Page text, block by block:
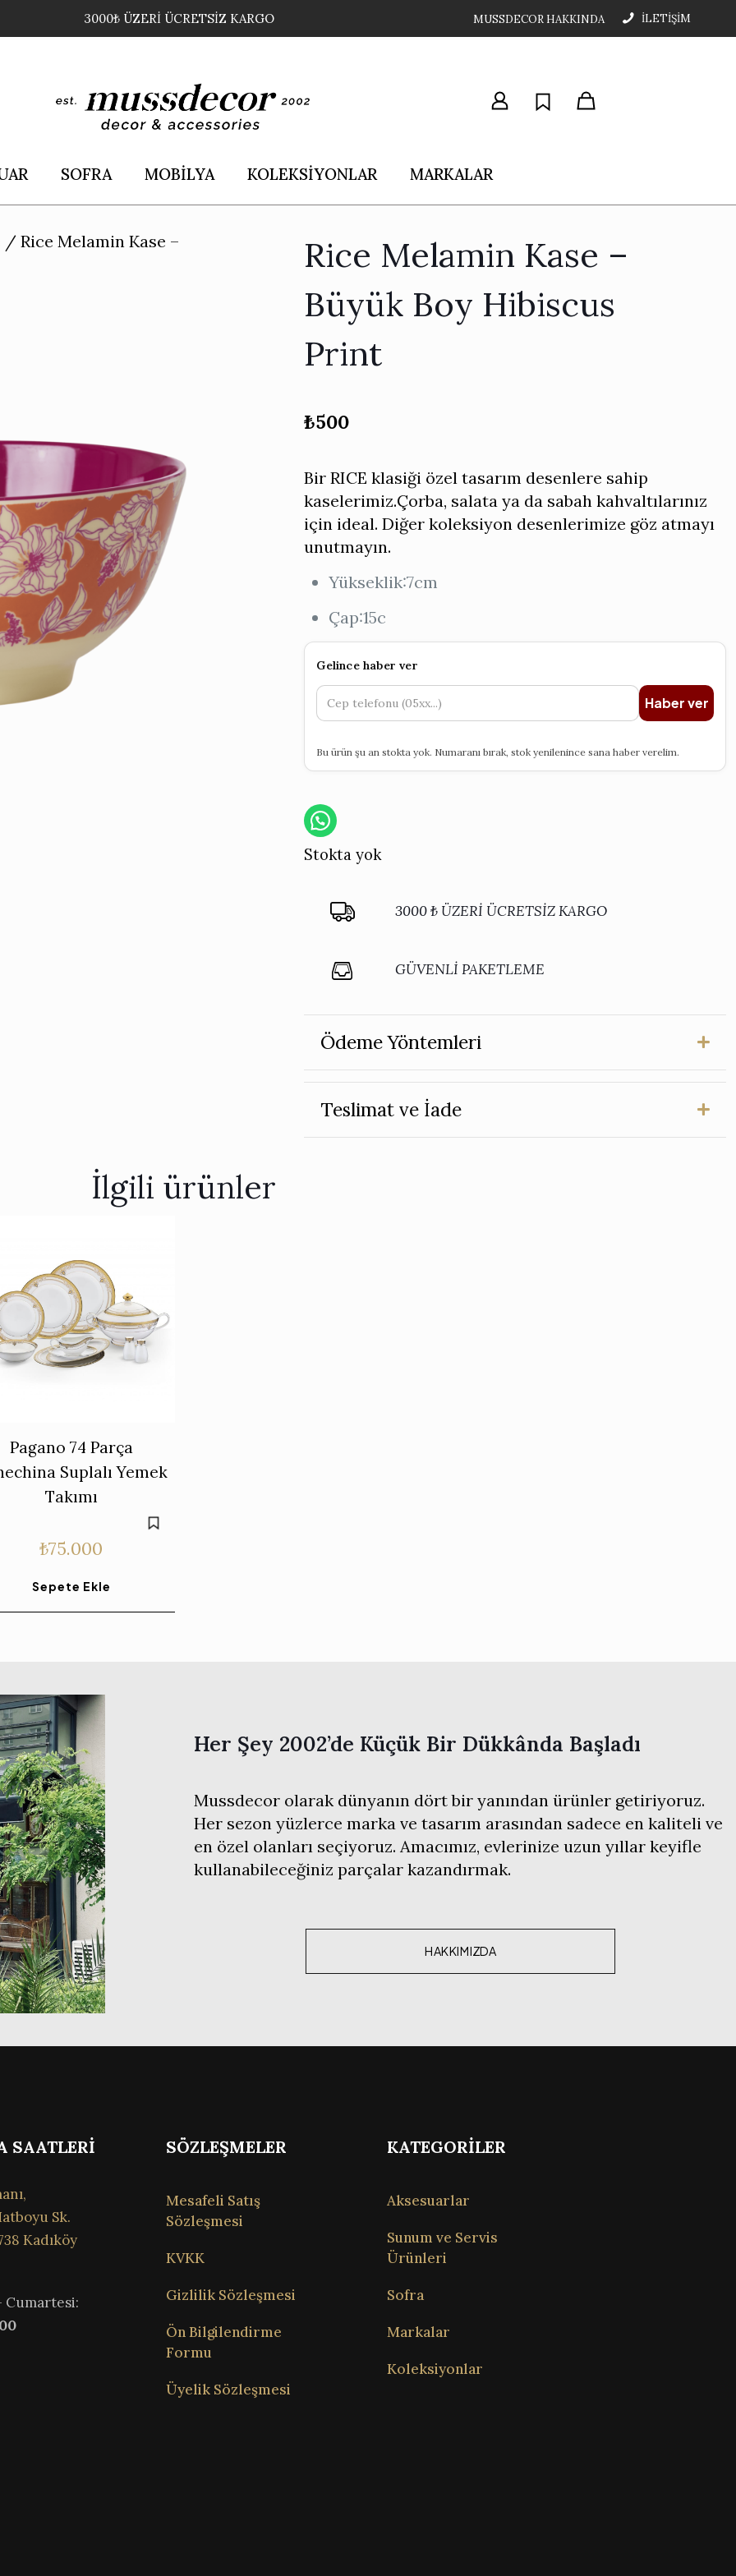
3000₺ ÜZERİ ÜCRETSİZ KARGO MUSSDECOR HAKKINDA İLETİŞİM
SOFRA MOBİLYA KOLEKSİYONLAR MARKALAR
/ Rice Melamin Kase –
Rice Melamin Kase –
Büyük Boy Hibiscus
Print
₺500
Bir RICE klasiği özel tasarım desenlere sahip
kaselerimiz.Çorba, salata ya da sabah kahvaltılarınız
için ideal. Diğer koleksiyon desenlerimize göz atmayı
unutmayın.
Yükseklik:7cm
Çap:15c
Gelince haber ver
Haber ver
Bu ürün şu an stokta yok. Numaranı bırak, stok yenilenince sana haber verelim.
Stokta yok
3000 ₺ ÜZERİ ÜCRETSİZ KARGO
GÜVENLİ PAKETLEME
Ödeme Yöntemleri
Teslimat ve İade
İlgili ürünler
Pagano 74 Parça
Suplalı Yemek
Takımı
₺75.000
Sepete Ekle
Her Şey 2002’de Küçük Bir Dükkânda Başladı
Mussdecor olarak dünyanın dört bir yanından ürünler getiriyoruz.
Her sezon yüzlerce marka ve tasarım arasından sadece en kaliteli ve
en özel olanları seçiyoruz. Amacımız, evlerinize uzun yıllar keyifle
kullanabileceğiniz parçalar kazandırmak.
HAKKIMIZDA
SAATLERİ
Sk.
Kadıköy
Cumartesi:
SÖZLEŞMELER
Mesafeli Satış
Sözleşmesi
KVKK
Gizlilik Sözleşmesi
Ön Bilgilendirme
Formu
Üyelik Sözleşmesi
KATEGORİLER
Aksesuarlar
Sunum ve Servis
Ürünleri
Sofra
Markalar
Koleksiyonlar